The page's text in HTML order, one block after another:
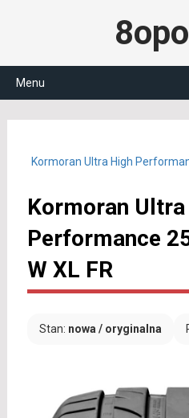
Menu
Kormoran Ultra High
Kormoran Ultra
Performance
W XL FR
Stan: nowa / oryginalna